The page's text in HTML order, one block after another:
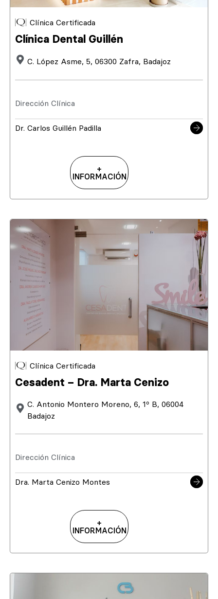
Clínica Certificada
Clínica Dental Guillén
C. López Asme, 5, 06300 Zafra, Badajoz
Dirección Clínica
Dr. Carlos Guillén Padilla
+
INFORMACIÓN
Clínica Certificada
Cesadent – Dra. Marta Cenizo
C. Antonio Montero Moreno, 6, 1º B, 06004
Badajoz
Dirección Clínica
Dra. Marta Cenizo Montes
+
INFORMACIÓN